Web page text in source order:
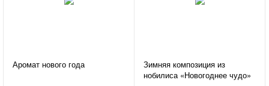
Аромат нового года
Зимняя композиция из
нобилиса «Новогоднее чудо»